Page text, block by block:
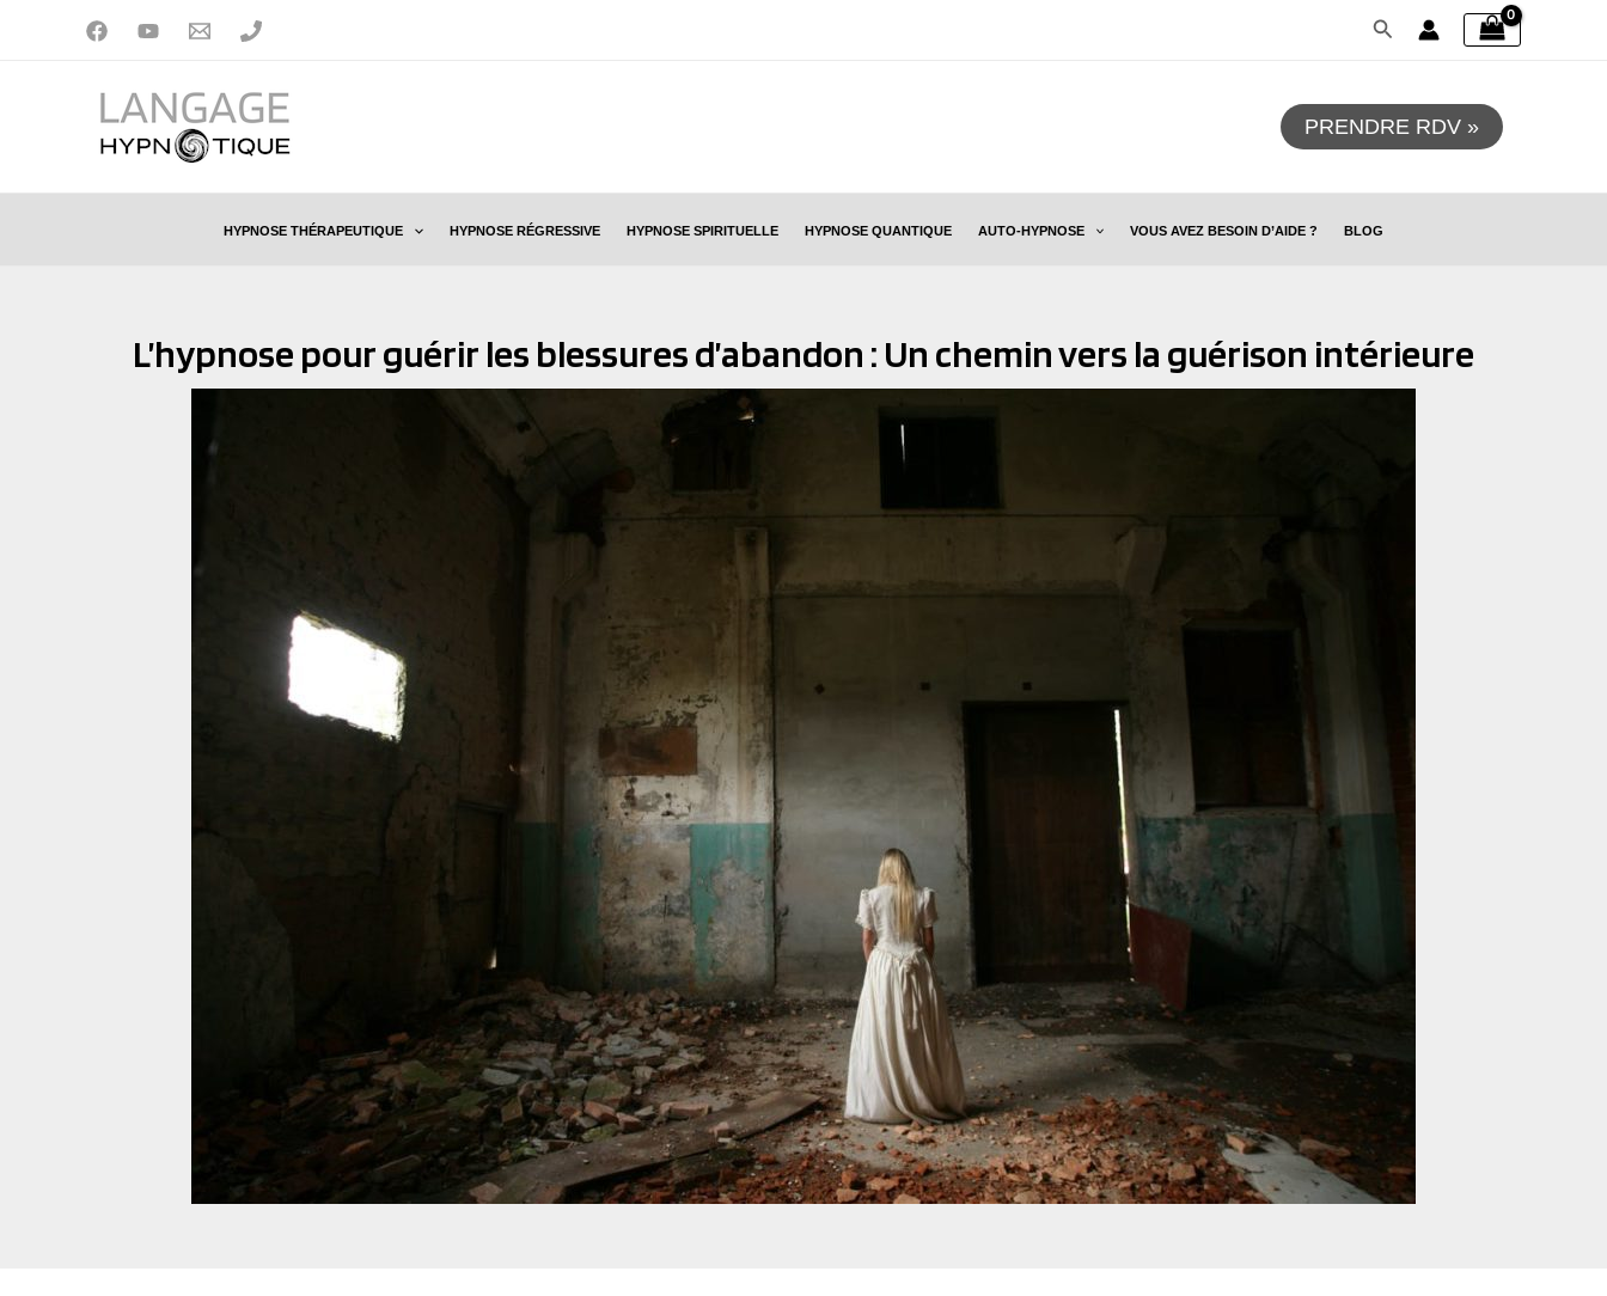
Rechercher
PRENDRE RDV »
HYPNOSE THÉRAPEUTIQUE HYPNOSE RÉGRESSIVE HYPNOSE SPIRITUELLE HYPNOSE QUANTIQUE AUTO-HYPNOSE VOUS AVEZ BESOIN D’AIDE ? BLOG
L’hypnose pour guérir les blessures d’abandon : Un chemin vers la guérison intérieure